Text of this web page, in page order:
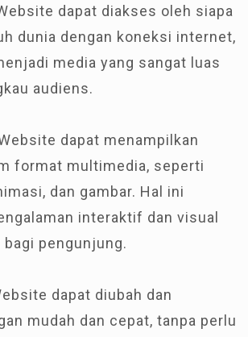
dapat diakses oleh siapa
dunia dengan koneksi internet,
media yang sangat luas
audiens.
dapat menampilkan
format multimedia, seperti
dan gambar. Hal ini
interaktif dan visual
pengunjung.
dapat diubah dan
mudah dan cepat, tanpa perlu